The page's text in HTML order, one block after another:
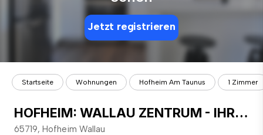
Jetzt registrieren
Startseite Wohnungen Hofheim Am Taunus 1 Zimmer
HOFHEIM: WALLAU ZENTRUM - IHR SCHÖNES NEUES ZUHAUSE
65719, Hofheim Wallau